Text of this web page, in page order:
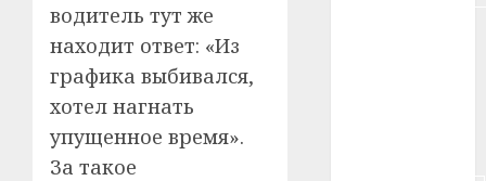
водитель тут же
находит ответ: «Из
графика выбивался,
хотел нагнать
упущенное время».
За такое